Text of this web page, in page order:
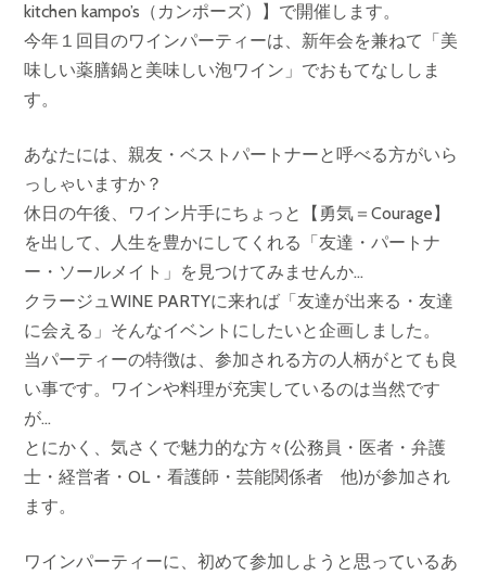
kitchen kampo’s（カンポーズ）】で開催します。
今年１回目のワインパーティーは、新年会を兼ねて「美
味しい薬膳鍋と美味しい泡ワイン」でおもてなししま
す。
あなたには、親友・ベストパートナーと呼べる方がいら
っしゃいますか？
休日の午後、ワイン片手にちょっと【勇気＝Courage】
を出して、人生を豊かにしてくれる「友達・パートナ
ー・ソールメイト」を見つけてみませんか…
クラージュWINE PARTYに来れば「友達が出来る・友達
に会える」そんなイベントにしたいと企画しました。
当パーティーの特徴は、参加される方の人柄がとても良
い事です。ワインや料理が充実しているのは当然です
が…
とにかく、気さくで魅力的な方々(公務員・医者・弁護
士・経営者・OL・看護師・芸能関係者 他)が参加され
ます。
ワインパーティーに、初めて参加しようと思っているあ